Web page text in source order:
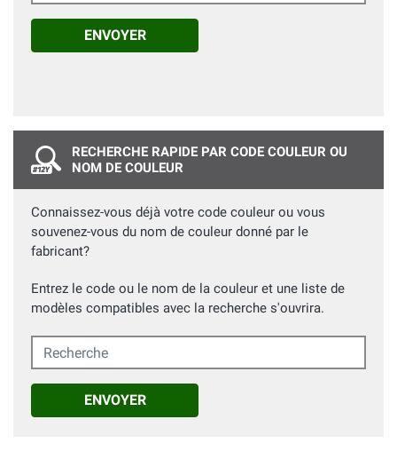
ENVOYER
RECHERCHE RAPIDE PAR CODE COULEUR OU
NOM DE COULEUR
Connaissez-vous déjà votre code couleur ou vous
souvenez-vous du nom de couleur donné par le
fabricant?
Entrez le code ou le nom de la couleur et une liste de
modèles compatibles avec la recherche s'ouvrira.
Recherche
ENVOYER